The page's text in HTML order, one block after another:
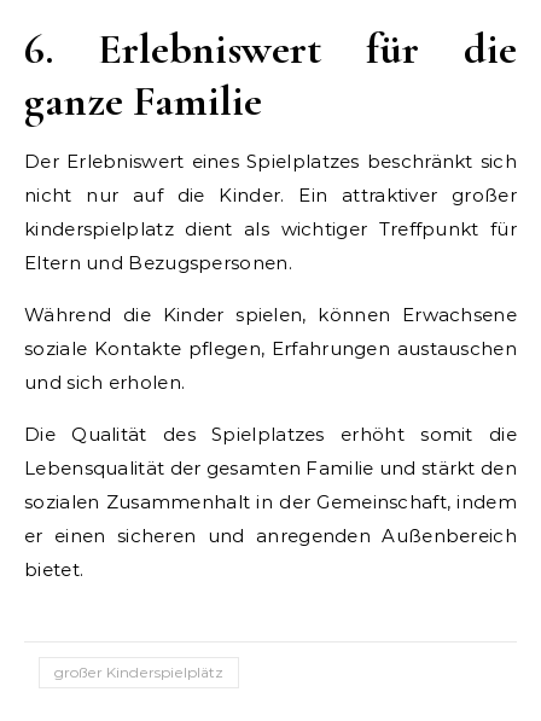
6. Erlebniswert für die
ganze Familie
Der Erlebniswert eines Spielplatzes beschränkt sich
nicht nur auf die Kinder. Ein attraktiver großer
kinderspielplatz dient als wichtiger Treffpunkt für
Eltern und Bezugspersonen.
Während die Kinder spielen, können Erwachsene
soziale Kontakte pflegen, Erfahrungen austauschen
und sich erholen.
Die Qualität des Spielplatzes erhöht somit die
Lebensqualität der gesamten Familie und stärkt den
sozialen Zusammenhalt in der Gemeinschaft, indem
er einen sicheren und anregenden Außenbereich
bietet.
großer Kinderspielplätz